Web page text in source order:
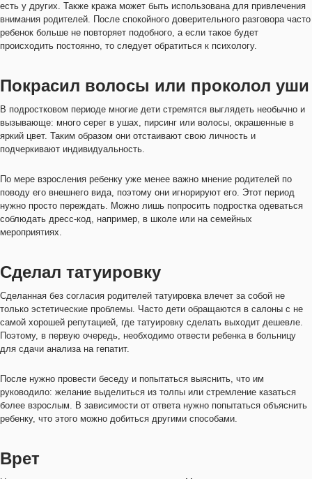
есть у других. Также кража может быть использована для привлечения
внимания родителей. После спокойного доверительного разговора часто
ребенок больше не повторяет подобного, а если такое будет
происходить постоянно, то следует обратиться к психологу.
Покрасил волосы или проколол уши
В подростковом периоде многие дети стремятся выглядеть необычно и
вызывающе: много серег в ушах, пирсинг или волосы, окрашенные в
яркий цвет. Таким образом они отстаивают свою личность и
подчеркивают индивидуальность.
По мере взросления ребенку уже менее важно мнение родителей по
поводу его внешнего вида, поэтому они игнорируют его. Этот период
нужно просто переждать. Можно лишь попросить подростка одеваться
соблюдать дресс-код, например, в школе или на семейных
мероприятиях.
Сделал татуировку
Сделанная без согласия родителей татуировка влечет за собой не
только эстетические проблемы. Часто дети обращаются в салоны с не
самой хорошей репутацией, где татуировку сделать выходит дешевле.
Поэтому, в первую очередь, необходимо отвести ребенка в больницу
для сдачи анализа на гепатит.
После нужно провести беседу и попытаться выяснить, что им
руководило: желание выделиться из толпы или стремление казаться
более взрослым. В зависимости от ответа нужно попытаться объяснить
ребенку, что этого можно добиться другими способами.
Врет